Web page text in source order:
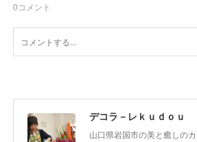
0コメント
デコラ－レｋｕｄｏｕ
山口県岩国市の美と癒しの